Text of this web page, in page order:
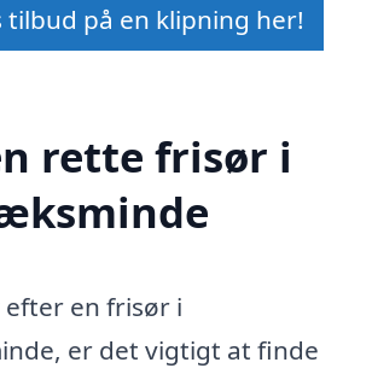
tilbud på en klipning her!
rette frisør i
en frisør i
er det vigtigt at finde